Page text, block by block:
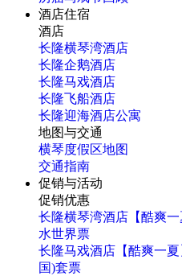
酒店住宿
酒店
长隆横琴湾酒店
长隆企鹅酒店
长隆马戏酒店
长隆飞船酒店
长隆迎海酒店公寓
地图与交通
横琴度假区地图
交通指南
促销与活动
促销优惠
长隆横琴湾酒店【酷爽
水世界票
长隆马戏酒店【酷爽一
国)套票